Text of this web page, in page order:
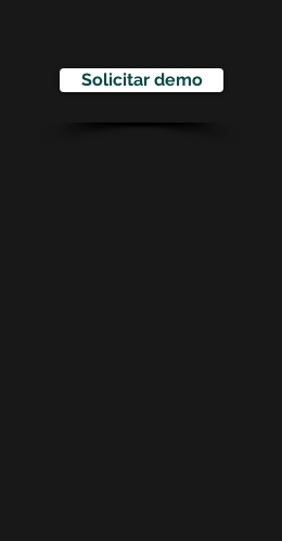
Solicitar demo